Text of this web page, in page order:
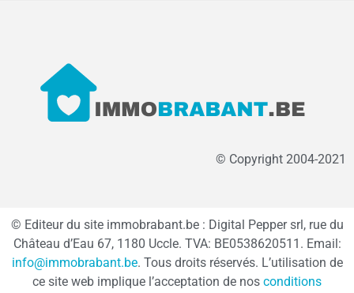
© Copyright 2004-2021
© Editeur du site immobrabant.be : Digital Pepper srl, rue du
Château d’Eau 67, 1180 Uccle. TVA: BE0538620511. Email:
info@immobrabant.be. Tous droits réservés. L’utilisation de
ce site web implique l’acceptation de nos conditions